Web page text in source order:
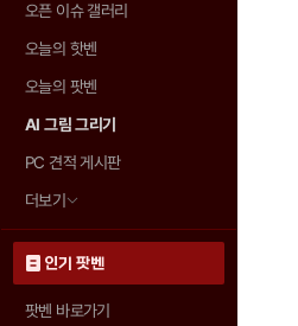
오픈 이슈 갤러리
오늘의 핫벤
오늘의 팟벤
AI 그림 그리기
PC 견적 게시판
더보기
인기 팟벤
팟벤 바로가기